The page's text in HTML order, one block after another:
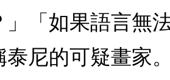
」「如果語言
尼的可疑畫家